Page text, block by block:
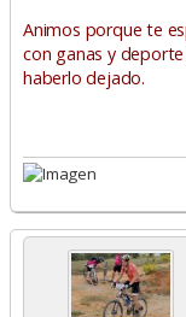
Animos porque te
con ganas y
haberlo dejado.